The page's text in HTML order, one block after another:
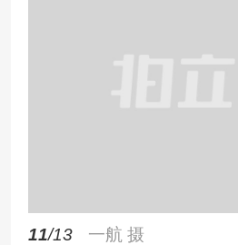
11/13 一航 摄